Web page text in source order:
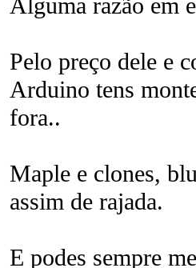
Alguma razão em
Pelo preço dele e
Arduino tens
fora..
Maple e clones,
assim de rajada.
E podes sempre